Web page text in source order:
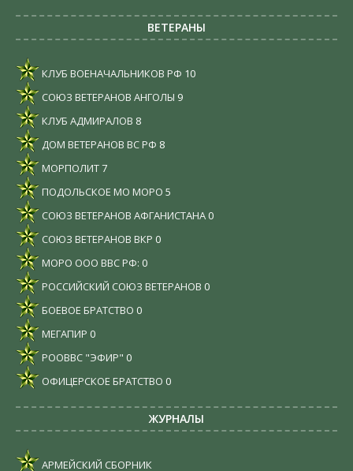
ВЕТЕРАНЫ
КЛУБ ВОЕНАЧАЛЬНИКОВ РФ 10
СОЮЗ ВЕТЕРАНОВ АНГОЛЫ 9
КЛУБ АДМИРАЛОВ 8
ДОМ ВЕТЕРАНОВ ВС РФ 8
МОРПОЛИТ7
ПОДОЛЬСКОЕ МО МОРО 5
СОЮЗ ВЕТЕРАНОВ АФГАНИСТАНА 0
СОЮЗ ВЕТЕРАНОВ ВКР 0
МОРО ООО ВВС РФ: 0
РОССИЙСКИЙ СОЮЗ ВЕТЕРАНОВ 0
БОЕВОЕ БРАТСТВО 0
МЕГАПИР 0
РООВВС "ЭФИР" 0
ОФИЦЕРСКОЕ БРАТСТВО 0
ЖУРНАЛЫ
АРМЕЙСКИЙ СБОРНИК